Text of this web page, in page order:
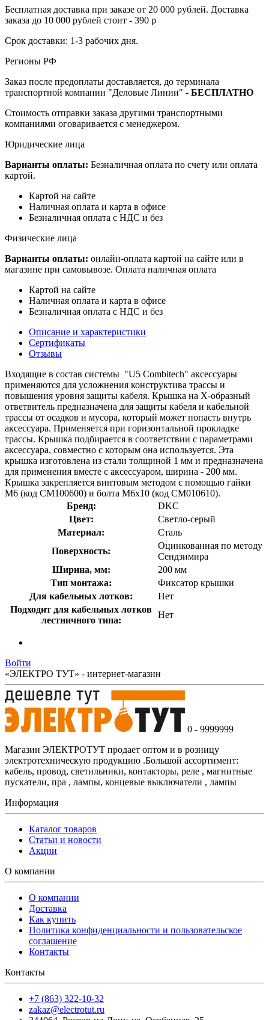
Бесплатная доставка при заказе от 20 000 рублей. Доставка
заказа до 10 000 рублей стоит - 390 р
Срок доставки: 1-3 рабочих дня.
Регионы РФ
Заказ после предоплаты доставляется, до терминала
транспортной компании "Деловые Линии" - БЕСПЛАТНО
Стоимость отправки заказа другими транспортными
компаниями оговаривается с менеджером.
Юридические лица
Варианты оплаты: Безналичная оплата по счету или оплата
картой.
Картой на сайте
Наличная оплата и карта в офисе
Безналичная оплата с НДС и без
Физические лица
Варианты оплаты: онлайн-оплата картой на сайте или в
магазине при самовывозе. Оплата наличная оплата
Картой на сайте
Наличная оплата и карта в офисе
Безналичная оплата с НДС и без
Описание и характеристики
Сертификаты
Отзывы
Входящие в состав системы "U5 Combitech" аксессуары
применяются для усложнения конструктива трассы и
повышения уровня защиты кабеля. Крышка на Х-образный
ответвитель предназначена для защиты кабеля и кабельной
трассы от осадков и мусора, который может попасть внутрь
аксессуара. Применяется при горизонтальной прокладке
трассы. Крышка подбирается в соответствии с параметрами
аксессуара, совместно с которым она используется. Эта
крышка изготовлена из стали толщиной 1 мм и предназначена
для применения вместе с аксессуаром, ширина - 200 мм.
Крышка закрепляется винтовым методом с помощью гайки
М6 (код СМ100600) и болта М6х10 (код СМ010610).
Бренд:
DKC
Цвет:
Светло-серый
Материал:
Сталь
Поверхность:
Оцинкованная по методу
Сендзимира
Ширина, мм:
200 мм
Тип монтажа:
Фиксатор крышки
Для кабельных лотков:
Нет
Подходит для кабельных лотков
лестничного типа:
Нет
Войти
«ЭЛЕКТРО ТУТ» - интернет-магазин
0 - 9999999
Магазин ЭЛЕКТРОТУТ продает оптом и в розницу
электротехническую продукцию .Большой ассортимент:
кабель, провод, светильники, контакторы, реле , магнитные
пускатели, пра , лампы, концевые выключатели , лампы
Информация
Каталог товаров
Статьи и новости
Акции
О компании
О компании
Доставка
Как купить
Политика конфиденциальности и пользовательское
соглашение
Контакты
Контакты
+7 (863) 322-10-32
zakaz@electrotut.ru